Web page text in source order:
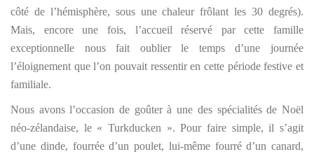
côté de l’hémisphère, sous une chaleur frôlant les 30 degrés).
Mais, encore une fois, l’accueil réservé par cette famille
exceptionnelle nous fait oublier le temps d’une journée
l’éloignement que l’on pouvait ressentir en cette période festive et
familiale.
Nous avons l’occasion de goûter à une des spécialités de Noël
néo-zélandaise, le « Turkducken ». Pour faire simple, il s’agit
d’une dinde, fourrée d’un poulet, lui-même fourré d’un canard,